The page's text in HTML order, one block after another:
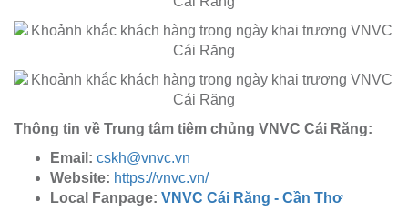
Thông tin về Trung tâm tiêm chủng VNVC Cái Răng:
Email: cskh@vnvc.vn
Website: https://vnvc.vn/
Local Fanpage: VNVC Cái Răng - Cần Thơ